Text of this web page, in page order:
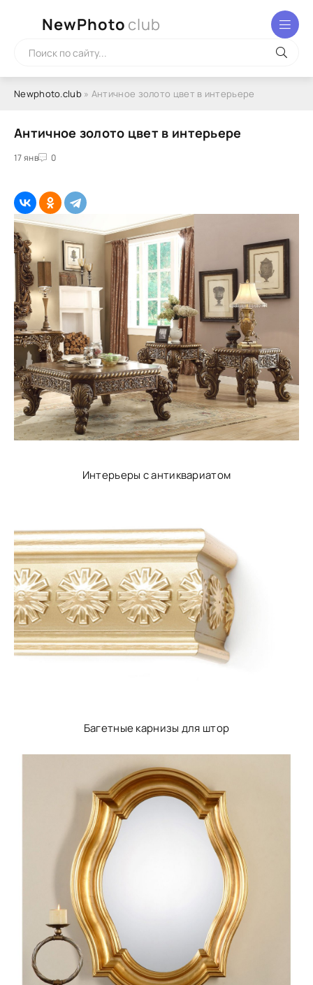
NewPhoto club
Newphoto.club» Античное золото цвет в интерьере
Античное золото цвет в интерьере
17 янв 0
Интерьеры с антиквариатом
Багетные карнизы для штор